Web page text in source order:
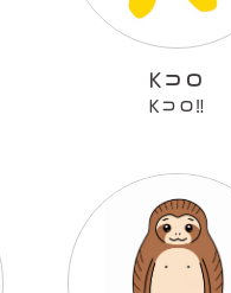
Kコロ
Kコロ‼︎